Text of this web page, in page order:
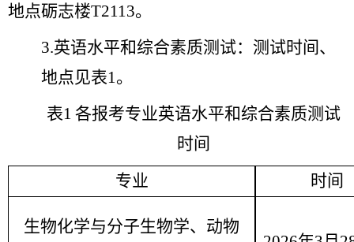
地点砺志楼T2113。
3.英语水平和综合素质测试：测试时间、
地点见表1。
表1 各报考专业英语水平和综合素质测试
时间
专业
时间
生物化学与分子生物学、动物